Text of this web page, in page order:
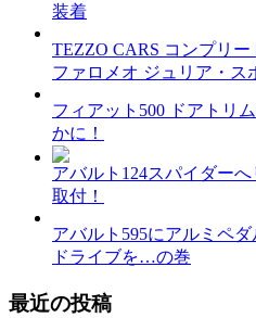
装着
TEZZO CARS コンプリー
ファロメオ ジュリア・ス
フィアット500 ドアトリ
かに！
アバルト124スパイダー
取付！
アバルト595にアルミペ
ドライブを…の巻
最近の投稿